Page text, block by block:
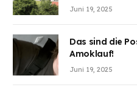
Juni 19, 2025
Das sind die
Amoklauf!
Juni 19, 2025